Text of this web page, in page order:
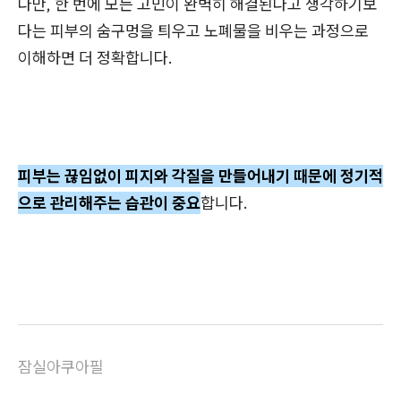
다만, 한 번에 모든 고민이 완벽히 해결된다고 생각하기보
다는 피부의 숨구멍을 틔우고 노폐물을 비우는 과정으로
이해하면 더 정확합니다.
피부는 끊임없이 피지와 각질을 만들어내기 때문에 정기적
으로 관리해주는 습관이 중요합니다.
잠실아쿠아필